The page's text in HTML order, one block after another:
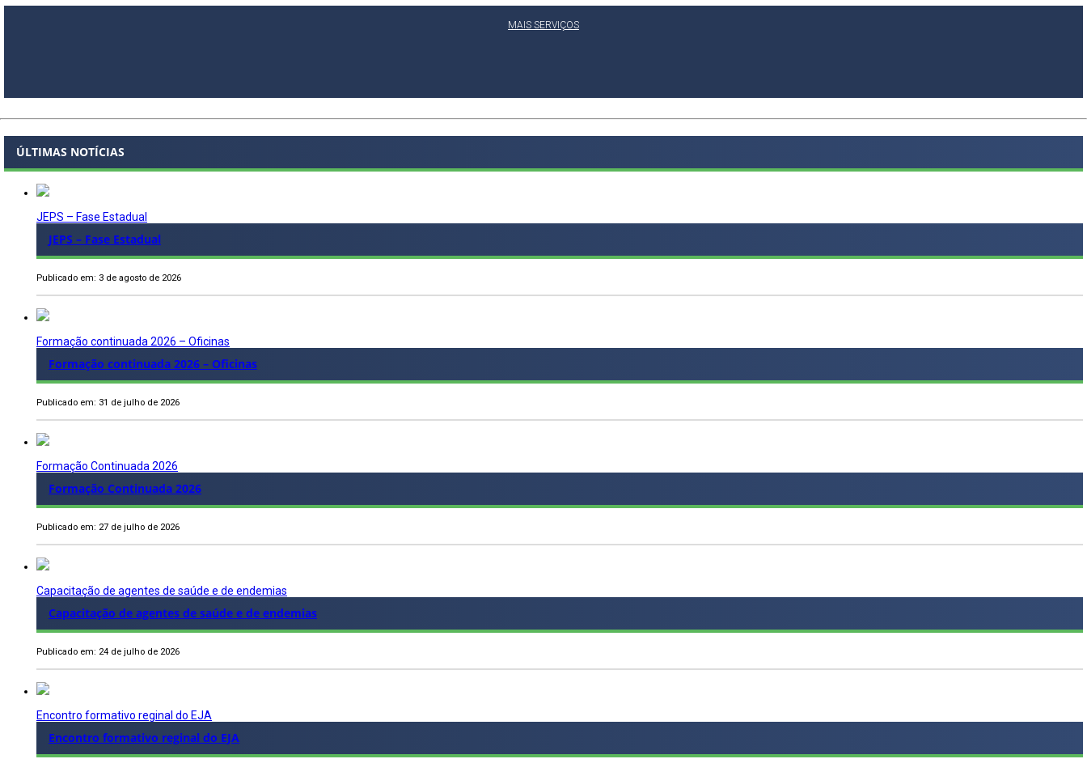
MAIS SERVIÇOS
ÚLTIMAS NOTÍCIAS
JEPS – Fase Estadual
JEPS – Fase Estadual
Publicado em: 3 de agosto de 2026
Formação continuada 2026 – Oficinas
Formação continuada 2026 – Oficinas
Publicado em: 31 de julho de 2026
Formação Continuada 2026
Formação Continuada 2026
Publicado em: 27 de julho de 2026
Capacitação de agentes de saúde e de endemias
Capacitação de agentes de saúde e de endemias
Publicado em: 24 de julho de 2026
Encontro formativo reginal do EJA
Encontro formativo reginal do EJA